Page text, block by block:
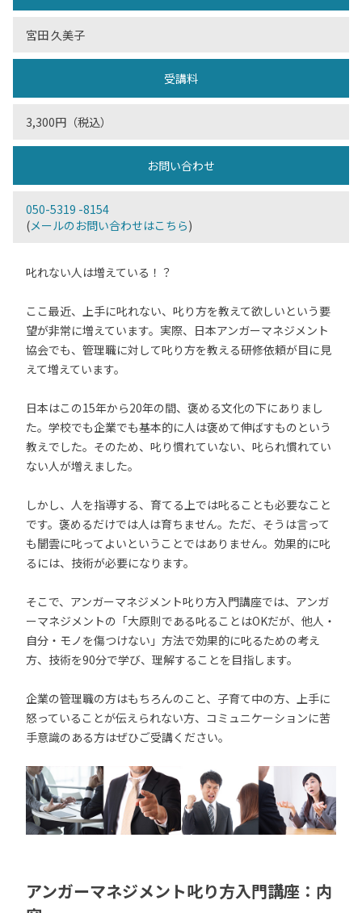
宮田 久美子
受講料
3,300円（税込）
お問い合わせ
050-5319 -8154
(メールのお問い合わせはこちら)
叱れない人は増えている！？
ここ最近、上手に叱れない、叱り方を教えて欲しいという要
望が非常に増えています。実際、日本アンガーマネジメント
協会でも、管理職に対して叱り方を教える研修依頼が目に見
えて増えています。
日本はこの15年から20年の間、褒める文化の下にありまし
た。学校でも企業でも基本的に人は褒めて伸ばすものという
教えでした。そのため、叱り慣れていない、叱られ慣れてい
ない人が増えました。
しかし、人を指導する、育てる上では叱ることも必要なこと
です。褒めるだけでは人は育ちません。ただ、そうは言って
も闇雲に叱ってよいということではありません。効果的に叱
るには、技術が必要になります。
そこで、アンガーマネジメント叱り方入門講座では、アンガ
ーマネジメントの「大原則である叱ることはOKだが、他人・
自分・モノを傷つけない」方法で効果的に叱るための考え
方、技術を90分で学び、理解することを目指します。
企業の管理職の方はもちろんのこと、子育て中の方、上手に
怒っていることが伝えられない方、コミュニケーションに苦
手意識のある方はぜひご受講ください。
アンガーマネジメント叱り方入門講座：内